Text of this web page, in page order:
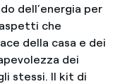
dell’energia per
che
della casa e dei
dei
stessi. Il kit di